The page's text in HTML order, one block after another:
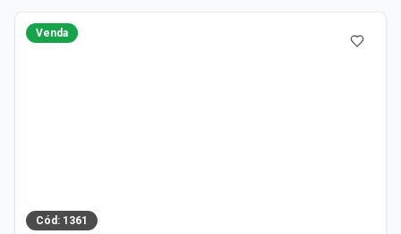
Venda
Cód: 1361